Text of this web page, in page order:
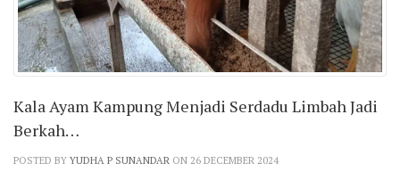
Kala Ayam Kampung Menjadi Serdadu Limbah Jadi
Berkah…
POSTED BY YUDHA P SUNANDAR ON 26 DECEMBER 2024